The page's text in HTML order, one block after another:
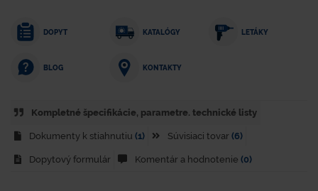
DOPYT KATALÓGY LETÁKY
BLOG KONTAKTY
Kompletné špecifikácie, parametre. technické listy
Dokumenty k stiahnutiu (1) Súvisiaci tovar (6)
Dopytový formulár Komentár a hodnotenie (0)